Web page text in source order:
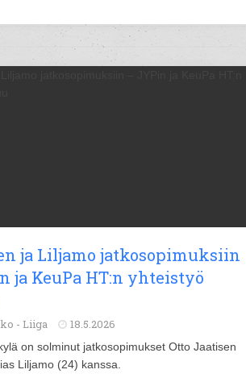
ja Liljamo jatkosopimuksiin
ja KeuPa HT:n yhteistyö
- Liiga 18.5.2026
on solminut jatkosopimukset Otto Jaatisen
Liljamo (24) kanssa.